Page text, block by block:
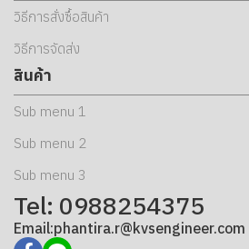
วิธีการสั่งซื้อสินค้า
วิธีการจัดส่ง
สินค้า
Sub menu 1
Sub menu 2
Sub menu 3
Tel: 0988254375
Email:phantira.r@kvsengineer.com